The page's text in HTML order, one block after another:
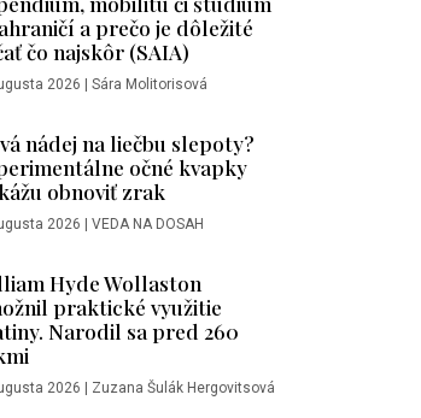
a prečo je dôležité
čo najskôr (SAIA)
2026 | Sára Molitorisová
nádej na liečbu slepoty?
očné kvapky
obnoviť zrak
2026 | VEDA NA DOSAH
Hyde Wollaston
praktické využitie
Narodil sa pred 260
2026 | Zuzana Šulák Hergovitsová